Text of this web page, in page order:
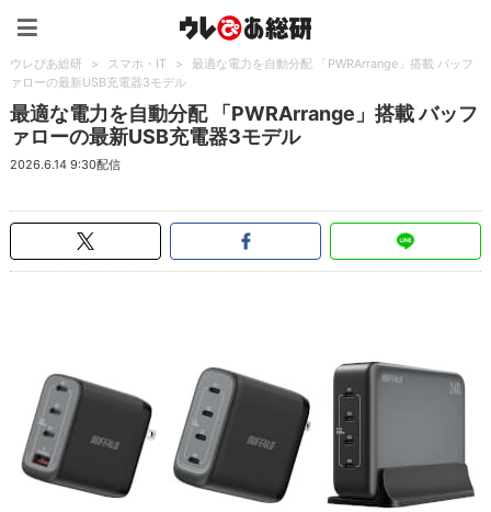
ウレぴあ総研 > スマホ・IT >
最適な電力を自動分配 「PWRArrange」搭載 バッフ
ァローの最新USB充電器3モデル
最適な電力を自動分配 「PWRArrange」搭載 バッフ
ァローの最新USB充電器3モデル
2026.6.14 9:30配信